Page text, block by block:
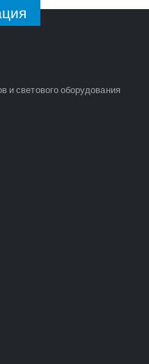
и светового оборудования